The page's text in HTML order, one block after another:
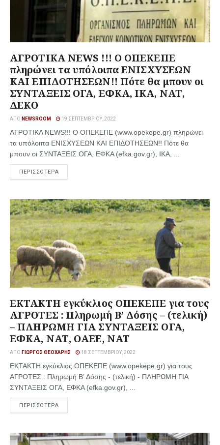
ΑΓΡΟΤΙΚΑ NEWS !!! Ο ΟΠΕΚΕΠΕ
πληρώνει τα υπόλοιπα ΕΝΙΣΧΥΣΕΩΝ
ΚΑΙ ΕΠΙΔΟΤΗΣΕΩΝ!! Πότε θα μπουν οι
ΣΥΝΤΑΞΕΙΣ ΟΓΑ, ΕΦΚΑ, ΙΚΑ, ΝΑΤ,
ΔΕΚΟ
ΑΠΌ NEWSROOM 19 ΣΕΠΤΕΜΒΡΊΟΥ, 2022
ΑΓΡΟΤΙΚΑ NEWS!!! Ο ΟΠΕΚΕΠΕ (www.opekepe.gr) πληρώνει
τα υπόλοιπα ΕΝΙΣΧΥΣΕΩΝ ΚΑΙ ΕΠΙΔΟΤΗΣΕΩΝ!! Πότε θα
μπουν οι ΣΥΝΤΑΞΕΙΣ ΟΓΑ, ΕΦΚΑ (efka.gov.gr), ΙΚΑ, ...
ΠΕΡΙΣΣΟΤΕΡΑ
ΕΚΤΑΚΤΗ εγκύκλιος ΟΠΕΚΕΠΕ για τους
ΑΓΡΟΤΕΣ : Πληρωμή B’ Δόσης – (τελική)
– ΠΛΗΡΩΜΗ ΓΙΑ ΣΥΝΤΑΞΕΙΣ ΟΓΑ,
ΕΦΚΑ, ΝΑΤ, ΟΑΕΕ, ΝΑΤ
ΑΠΌ ΓΙΏΡΓΟΣ ΘΕΟΧΆΡΗΣ 18 ΣΕΠΤΕΜΒΡΊΟΥ, 2022
ΕΚΤΑΚΤΗ εγκύκλιος ΟΠΕΚΕΠΕ (www.opekepe.gr) για τους
ΑΓΡΟΤΕΣ : Πληρωμή B’ Δόσης - (τελική) - ΠΛΗΡΩΜΗ ΓΙΑ
ΣΥΝΤΑΞΕΙΣ ΟΓΑ, ΕΦΚΑ (efka.gov.gr), ...
ΠΕΡΙΣΣΟΤΕΡΑ